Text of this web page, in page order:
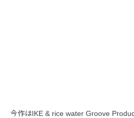
今作はIKE & rice water Groove